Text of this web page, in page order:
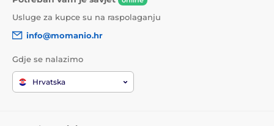
Usluge za kupce su na raspolaganju
info@momanio.hr
Gdje se nalazimo
Hrvatska